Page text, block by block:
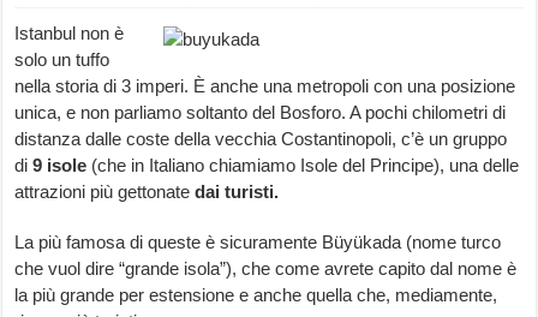
Istanbul non è
solo un tuffo
nella storia di 3 imperi. È anche una metropoli con una posizione
unica, e non parliamo soltanto del Bosforo. A pochi chilometri di
distanza dalle coste della vecchia Costantinopoli, c’è un gruppo
di9 isole (che in Italiano chiamiamo Isole del Principe), una delle
attrazioni più gettonatedai turisti.
La più famosa di queste è sicuramente Büyükada (nome turco
che vuol dire “grande isola”), che come avrete capito dal nome è
la più grande per estensione e anche quella che, mediamente,